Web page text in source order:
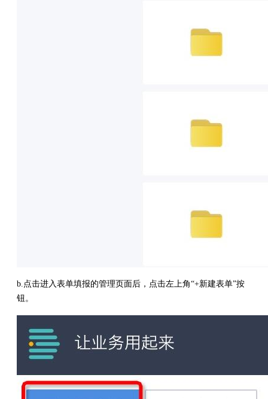
b.点击进入表单填报的管理页面后，点击左上角“+新建表单”按
钮。